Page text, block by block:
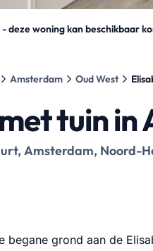
deze woning kan beschikbaar
Amsterdam Oud West
tuin in
Amsterdam, Noord-
begane grond aan de